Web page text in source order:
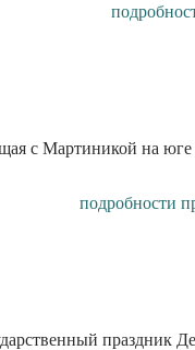
с Мартиникой на юге
подробности
праздник